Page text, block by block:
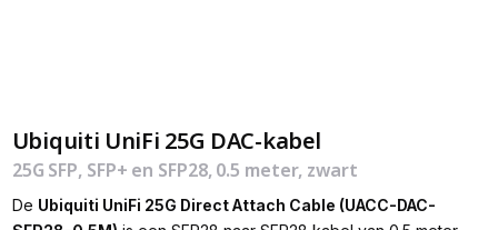
Ubiquiti UniFi 25G DAC-kabel
25G SFP, SFP+ en SFP28, 0.5 meter, zwart
De Ubiquiti UniFi 25G Direct Attach Cable (UACC-DAC-